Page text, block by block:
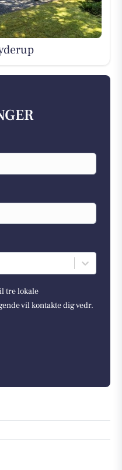
tre lokale
vil kontakte dig vedr.